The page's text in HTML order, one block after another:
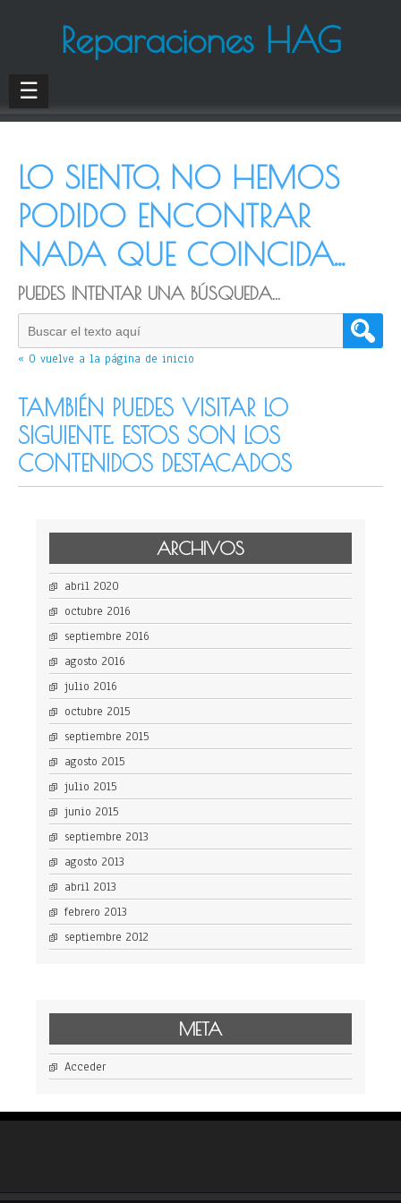
Reparaciones HAG
☰
LO SIENTO, NO HEMOS
PODIDO ENCONTRAR
NADA QUE COINCIDA...
PUEDES INTENTAR UNA BÚSQUEDA...
« O vuelve a la página de inicio
TAMBIÉN PUEDES VISITAR LO
SIGUIENTE. ESTOS SON LOS
CONTENIDOS DESTACADOS
ARCHIVOS
abril 2020
octubre 2016
septiembre 2016
agosto 2016
julio 2016
octubre 2015
septiembre 2015
agosto 2015
julio 2015
junio 2015
septiembre 2013
agosto 2013
abril 2013
febrero 2013
septiembre 2012
META
Acceder